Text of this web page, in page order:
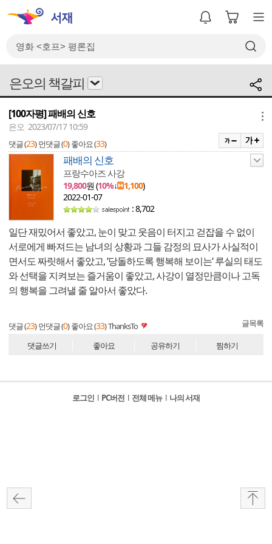
은오의 책갈피
[100자평] 패배의 신호
은오 2023/07/17 10:59
댓글 (23) 먼댓글 (0) 좋아요 (33)
패배의 신호
프랑수아즈 사강
19,800원 (10%↓ 1,100)
2022-01-07
: 8,702
일단 재밌어서 좋았고, 눈이 맞고 웃음이 터지고 걷잡을 수 없이
서로에게 빠져드는 남녀의 상황과 그들 감정의 묘사가 사실적이
면서도 짜릿해서 좋았고, ‘당돌하도록 행복해 보이는‘ 루실의 태도
와 선택을 지켜보는 즐거움이 좋았고, 사강이 열정만큼이나 고독
의 행복을 그려낼 줄 알아서 좋았다.
댓글 (23) 먼댓글 (0) 좋아요 (33)ThanksTo 글목록
댓글쓰기 좋아요 공유하기 찜하기
로그인 l PC버전 l 전체 메뉴 l 나의 서재